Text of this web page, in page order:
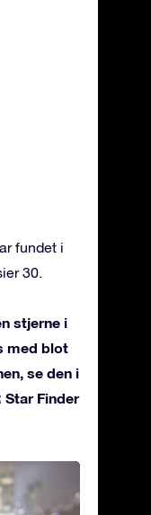
fundet i
30.
stjerne i
med blot
se den i
Star Finder